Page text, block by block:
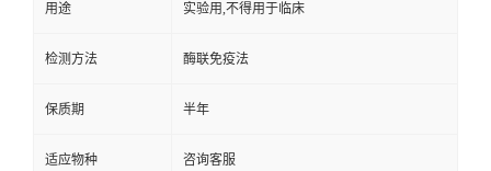
用途 实验用,不得用于临床
检测方法 酶联免疫法
保质期 半年
适应物种 咨询客服